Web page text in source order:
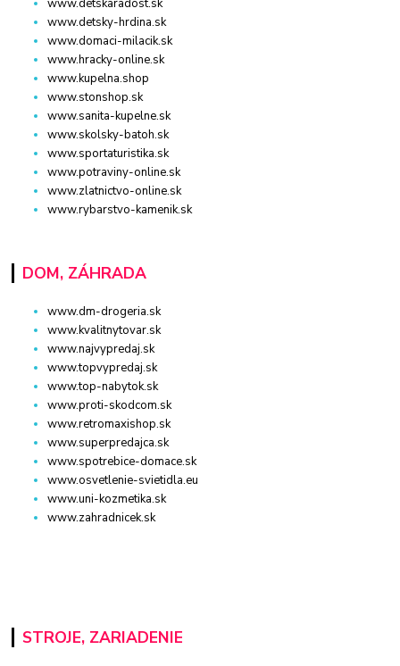
www.detskaradost.sk
www.detsky-hrdina.sk
www.domaci-milacik.sk
www.hracky-online.sk
www.kupelna.shop
www.stonshop.sk
www.sanita-kupelne.sk
www.skolsky-batoh.sk
www.sportaturistika.sk
www.potraviny-online.sk
www.zlatnictvo-online.sk
www.rybarstvo-kamenik.sk
DOM, ZÁHRADA
www.dm-drogeria.sk
www.kvalitnytovar.sk
www.najvypredaj.sk
www.topvypredaj.sk
www.top-nabytok.sk
www.proti-skodcom.sk
www.retromaxishop.sk
www.superpredajca.sk
www.spotrebice-domace.sk
www.osvetlenie-svietidla.eu
www.uni-kozmetika.sk
www.zahradnicek.sk
STROJE, ZARIADENIE